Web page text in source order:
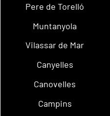
Pere de Torelló
Muntanyola
Vilassar de Mar
Canyelles
Canovelles
Campins